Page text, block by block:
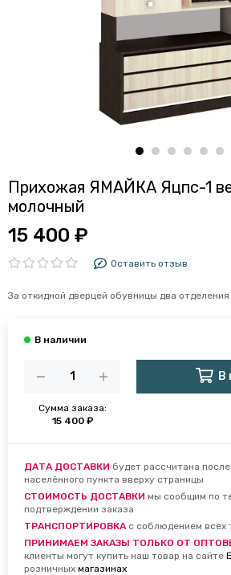
Прихожая ЯМАЙКА Яцпс-1
молочный
15 400 ₽
Оставить отзыв
За откидной дверцей обувницы два
Сумма заказа:
15 400 ₽
В
ДАТА ДОСТАВКИ будет рассчитана
населённого пункта вверху страницы
СТОИМОСТЬ ДОСТАВКИ мы сообщим по
подтверждении заказа
ТРАНСПОРТИРОВКА с соблюдением всех
ПРИНИМАЕМ ЗАКАЗЫ ТОЛЬКО ОТ
клиенты могут купить наш товар на сайте
розничных магазинах